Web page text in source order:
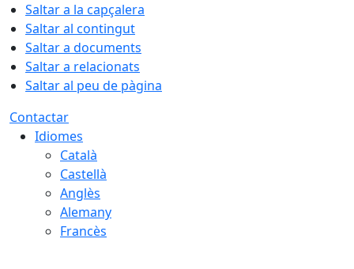
Saltar a la capçalera
Saltar al contingut
Saltar a documents
Saltar a relacionats
Saltar al peu de pàgina
Contactar
Idiomes
Català
Castellà
Anglès
Alemany
Francès